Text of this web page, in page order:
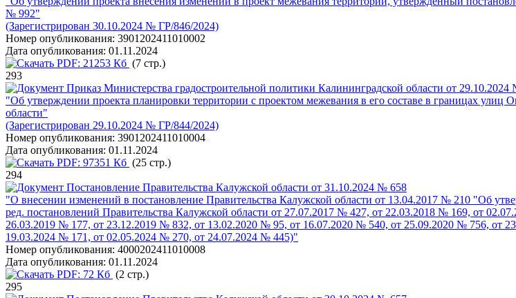
№ 992"
(Зарегистрирован 30.10.2024 № ГР/846/2024)
Номер опубликования: 3901202411010002
Дата опубликования: 01.11.2024
PDF: 21253 Кб (7 стр.)
293
Приказ Министерства градостроительной политики Калининградской области от 29.10.2024
"Об утверждении проекта планировки территории с проектом межевания в его составе в границах
области"
(Зарегистрирован 29.10.2024 № ГР/844/2024)
Номер опубликования: 3901202411010004
Дата опубликования: 01.11.2024
PDF: 97351 Кб (25 стр.)
294
Постановление Правительства Калужской области от 31.10.2024 № 658
"О внесении изменений в постановление Правительства Калужской области от 13.04.2017 № 210 "Об
ред. постановлений Правительства Калужской области от 27.07.2017 № 427, от 22.03.2018 № 169, от
26.03.2019 № 177, от 23.12.2019 № 832, от 13.02.2020 № 95, от 16.07.2020 № 540, от 25.09.2020 № 756, от
19.03.2024 № 171, от 02.05.2024 № 270, от 24.07.2024 № 445)"
Номер опубликования: 4000202411010008
Дата опубликования: 01.11.2024
PDF: 72 Кб (2 стр.)
295